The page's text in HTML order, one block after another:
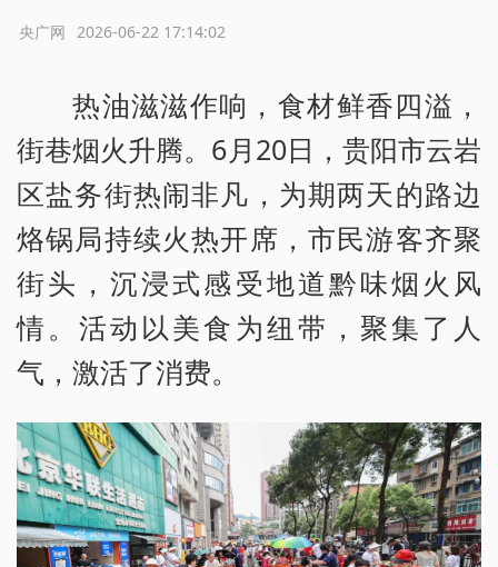
2026-06-22 17:14:02
央广网
热油滋滋作响，食材鲜香四溢，
街巷烟火升腾。6月20日，贵阳市云岩
区盐务街热闹非凡，为期两天的路边
烙锅局持续火热开席，市民游客齐聚
街头，沉浸式感受地道黔味烟火风
情。活动以美食为纽带，聚集了人
气，激活了消费。